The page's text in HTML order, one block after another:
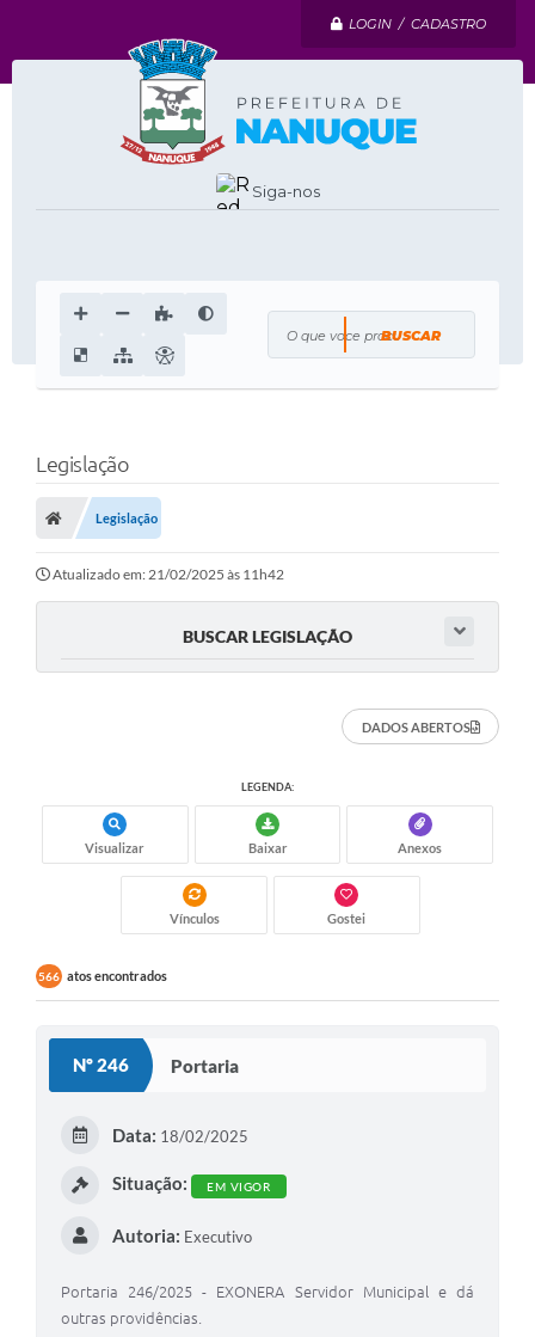
LOGIN / CADASTRO
Siga-nos
O que voce procura?
Legislação
Legislação
Atualizado em: 21/02/2025 às 11h42
BUSCAR LEGISLAÇÃO
DADOS ABERTOS
LEGENDA:
Visualizar Baixar Anexos
Vínculos Gostei
566 atos encontrados
Nº 246 Portaria
Data: 18/02/2025
Situação: EM VIGOR
Autoria: Executivo
Portaria 246/2025 - EXONERA Servidor Municipal e dá
outras providências.